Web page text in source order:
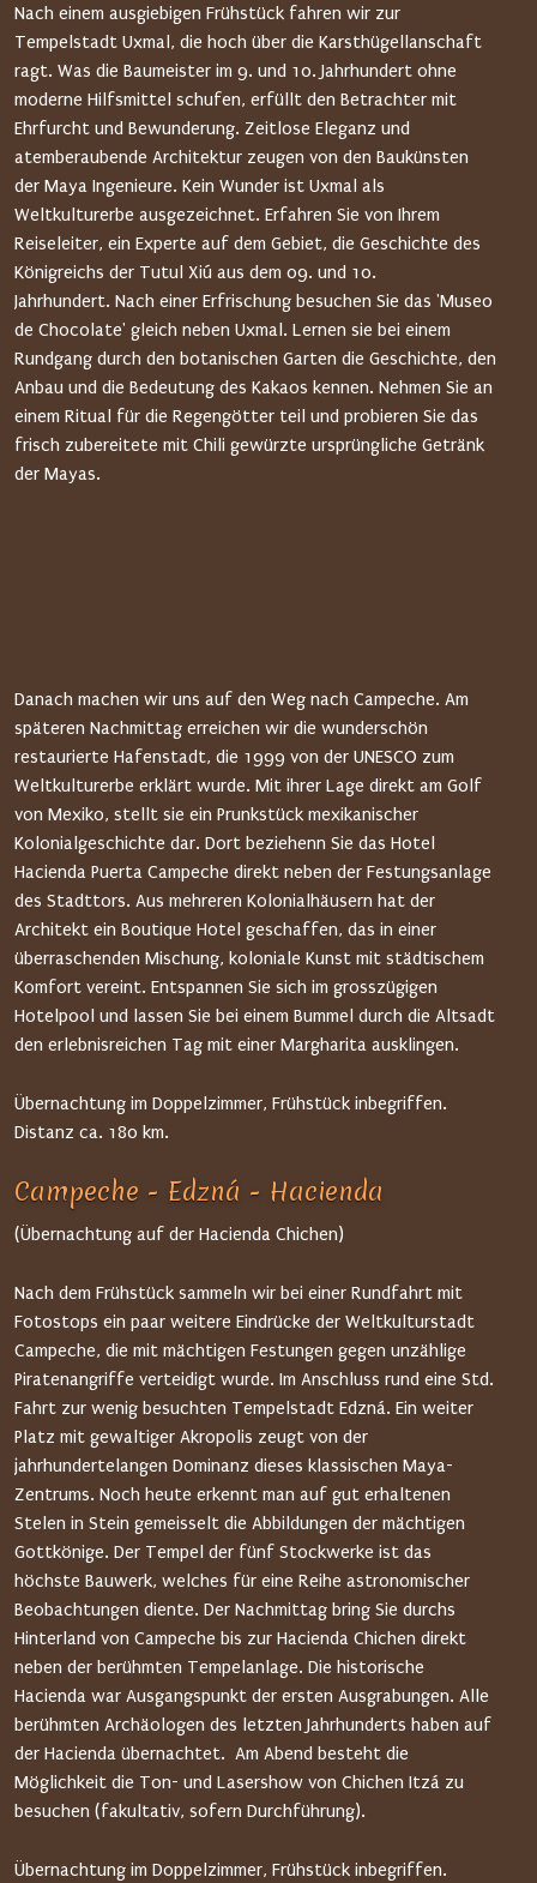
Nach einem ausgiebigen Frühstück fahren wir zur
Tempelstadt Uxmal, die hoch über die Karsthügellanschaft
ragt. Was die Baumeister im 9. und 10. Jahrhundert ohne
moderne Hilfsmittel schufen, erfüllt den Betrachter mit
Ehrfurcht und Bewunderung. Zeitlose Eleganz und
atemberaubende Architektur zeugen von den Baukünsten
der Maya Ingenieure. Kein Wunder ist Uxmal als
Weltkulturerbe ausgezeichnet. Erfahren Sie von Ihrem
Reiseleiter, ein Experte auf dem Gebiet, die Geschichte des
Königreichs der Tutul Xiú aus dem 09. und 10.
Jahrhundert. Nach einer Erfrischung besuchen Sie das 'Museo
de Chocolate' gleich neben Uxmal. Lernen sie bei einem
Rundgang durch den botanischen Garten die Geschichte, den
Anbau und die Bedeutung des Kakaos kennen. Nehmen Sie an
einem Ritual für die Regengötter teil und probieren Sie das
frisch zubereitete mit Chili gewürzte ursprüngliche Getränk
der Mayas.
Danach machen wir uns auf den Weg nach Campeche. Am
späteren Nachmittag erreichen wir die wunderschön
restaurierte Hafenstadt, die 1999 von der UNESCO zum
Weltkulturerbe erklärt wurde. Mit ihrer Lage direkt am Golf
von Mexiko, stellt sie ein Prunkstück mexikanischer
Kolonialgeschichte dar. Dort beziehenn Sie das Hotel
Hacienda Puerta Campeche direkt neben der Festungsanlage
des Stadttors. Aus mehreren Kolonialhäusern hat der
Architekt ein Boutique Hotel geschaffen, das in einer
überraschenden Mischung, koloniale Kunst mit städtischem
Komfort vereint. Entspannen Sie sich im grosszügigen
Hotelpool und lassen Sie bei einem Bummel durch die Altsadt
den erlebnisreichen Tag mit einer Margharita ausklingen.
Übernachtung im Doppelzimmer, Frühstück inbegriffen.
Distanz ca. 180 km.
Campeche - Edzná - Hacienda
(Übernachtung auf der Hacienda Chichen)
Nach dem Frühstück sammeln wir bei einer Rundfahrt mit
Fotostops ein paar weitere Eindrücke der Weltkulturstadt
Campeche, die mit mächtigen Festungen gegen unzählige
Piratenangriffe verteidigt wurde. Im Anschluss rund eine Std.
Fahrt zur wenig besuchten Tempelstadt Edzná. Ein weiter
Platz mit gewaltiger Akropolis zeugt von der
jahrhundertelangen Dominanz dieses klassischen Maya-
Zentrums. Noch heute erkennt man auf gut erhaltenen
Stelen in Stein gemeisselt die Abbildungen der mächtigen
Gottkönige. Der Tempel der fünf Stockwerke ist das
höchste Bauwerk, welches für eine Reihe astronomischer
Beobachtungen diente. Der Nachmittag bring Sie durchs
Hinterland von Campeche bis zur Hacienda Chichen direkt
neben der berühmten Tempelanlage. Die historische
Hacienda war Ausgangspunkt der ersten Ausgrabungen. Alle
berühmten Archäologen des letzten Jahrhunderts haben auf
der Hacienda übernachtet. Am Abend besteht die
Möglichkeit die Ton- und Lasershow von Chichen Itzá zu
besuchen (fakultativ, sofern Durchführung).
Übernachtung im Doppelzimmer, Frühstück inbegriffen.